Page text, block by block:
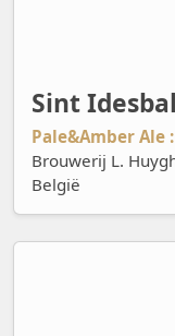
Sint
Pale&Amber Ale
Brouwerij L.
België
St Hubertus Tripel